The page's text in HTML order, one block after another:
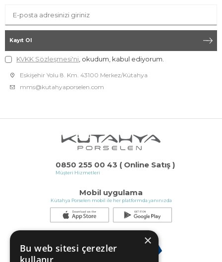
0850 255 00 43 ( Online Satış )
Müşteri Hizmetleri
Mobil uygulama
Kütahya Porselen mobil ile her platformda yanınızda
Kayıt Ol
KVKK Sözleşmesi'ni , okudum, kabul ediyorum.
Eskişehir Yolu 8. Km. 43100 Merkez/Kütahya
mms@kutahyaporselen.com
×
Bu web sitesi çerezler
kullanır